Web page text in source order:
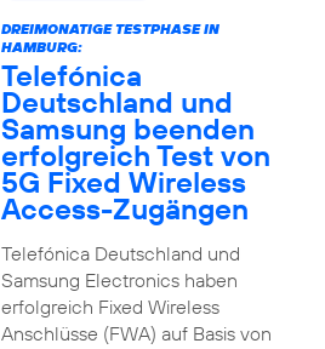
DREIMONATIGE TESTPHASE IN
HAMBURG:
Telefónica
Deutschland und
Samsung beenden
erfolgreich Test von
5G Fixed Wireless
Access-Zugängen
Telefónica Deutschland und
Samsung Electronics haben
erfolgreich Fixed Wireless
Anschlüsse (FWA) auf Basis von